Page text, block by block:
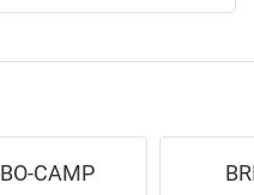
BO-CAMP